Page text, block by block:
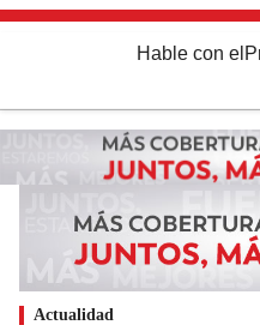
Hable con el
Actualidad